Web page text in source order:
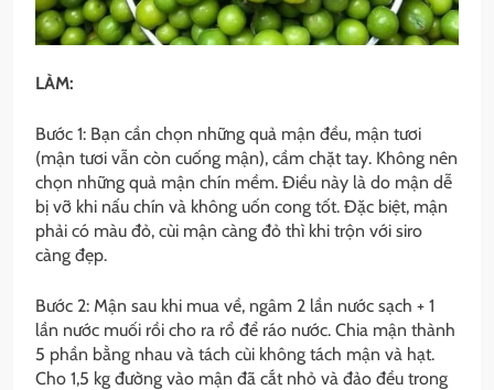
LÀM:
Bước 1: Bạn cần chọn những quả mận đều, mận tươi
(mận tươi vẫn còn cuống mận), cầm chặt tay. Không nên
chọn những quả mận chín mềm. Điều này là do mận dễ
bị vỡ khi nấu chín và không uốn cong tốt. Đặc biệt, mận
phải có màu đỏ, cùi mận càng đỏ thì khi trộn với siro
càng đẹp.
Bước 2: Mận sau khi mua về, ngâm 2 lần nước sạch + 1
lần nước muối rồi cho ra rổ để ráo nước. Chia mận thành
5 phần bằng nhau và tách cùi không tách mận và hạt.
Cho 1,5 kg đường vào mận đã cắt nhỏ và đảo đều trong